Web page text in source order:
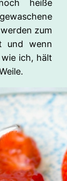
heiße
zum
und wenn
ich, hält